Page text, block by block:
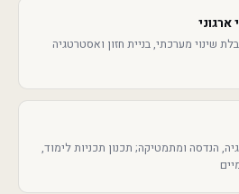
ארגוני
שינוי מערכתי, בניית חזון ואסטרטגיה
הנדסה ומתמטיקה; תכנון תכניות לימוד,